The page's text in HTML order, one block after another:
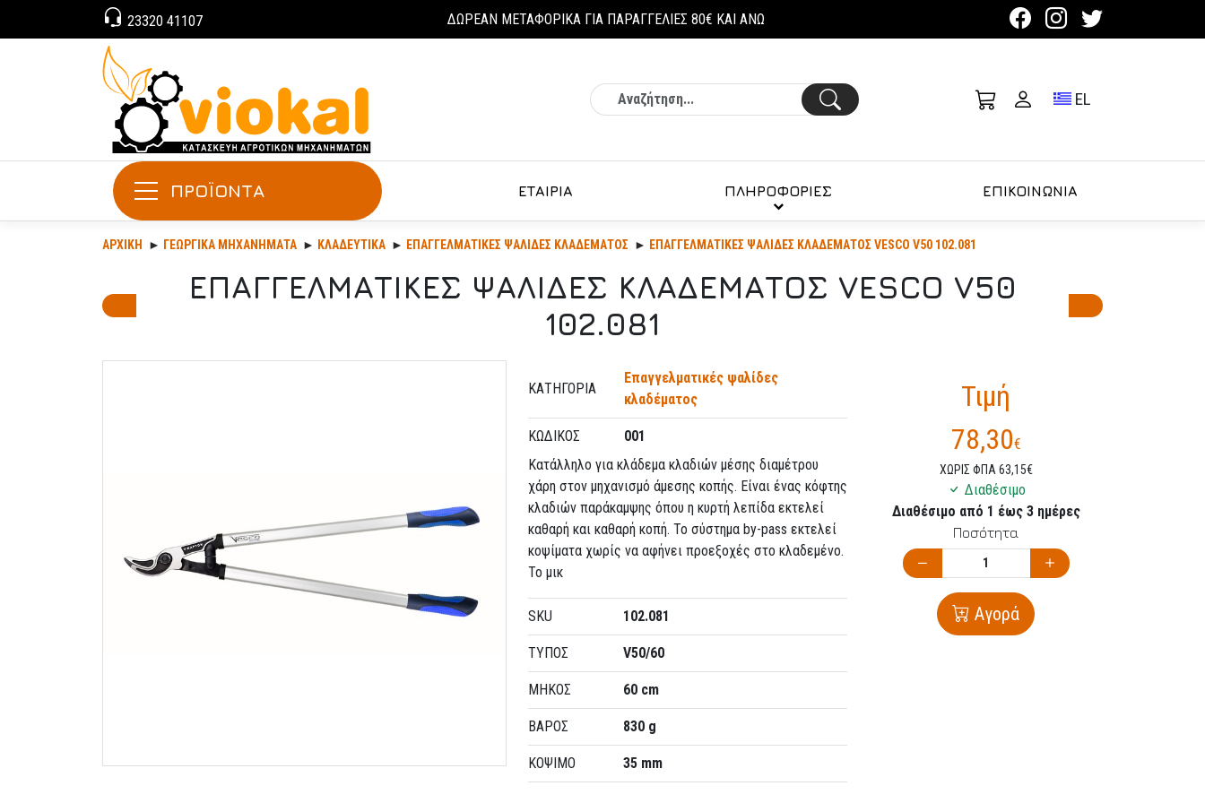
Toggle language
EL
23320 41107 ΔΩΡΕΑΝ ΜΕΤΑΦΟΡΙΚΑ ΓΙΑ ΠΑΡΑΓΓΕΛΙΕΣ 80€ ΚΑΙ ΑΝΩ
ΠΡΟΪΟΝΤΑ ΕΤΑΙΡΙΑ ΠΛΗΡΟΦΟΡΙΕΣ ΕΠΙΚΟΙΝΩΝΙΑ
ΑΡΧΙΚΉ ΓΕΩΡΓΙΚΆ ΜΗΧΑΝΉΜΑΤΑ ΚΛΑΔΕΥΤΙΚΆ ΕΠΑΓΓΕΛΜΑΤΙΚΈΣ ΨΑΛΊΔΕΣ ΚΛΑΔΈΜΑΤΟΣ ΕΠΑΓΓΕΛΜΑΤΙΚΕΣ ΨΑΛΙΔΕΣ ΚΛΑΔΕΜΑΤΟΣ VESCO V50 102.081
ΕΠΑΓΓΕΛΜΑΤΙΚΕΣ ΨΑΛΙΔΕΣ ΚΛΑΔΕΜΑΤΟΣ VESCO V50
102.081
ΚΑΤΗΓΟΡΊΑ
Επαγγελματικές ψαλίδες
κλαδέματος
ΚΩΔΙΚΌΣ
001
Κατάλληλο για κλάδεμα κλαδιών μέσης διαμέτρου
χάρη στον μηχανισμό άμεσης κοπής. Είναι ένας κόφτης
κλαδιών παράκαμψης όπου η κυρτή λεπίδα εκτελεί
καθαρή και καθαρή κοπή. Το σύστημα by-pass εκτελεί
κοψίματα χωρίς να αφήνει προεξοχές στο κλαδεμένο.
Το μικ
SKU 102.081
ΤΥΠΟΣ V50/60
ΜΗΚΟΣ 60 cm
ΒΑΡΟΣ 830 g
ΚΟΨΙΜΟ 35 mm
Τιμή
78,30€
ΧΩΡΙΣ ΦΠΑ 63,15€
Διαθέσιμο
Διαθέσιμο από 1 έως 3 ημέρες
Ποσότητα
Αγορά